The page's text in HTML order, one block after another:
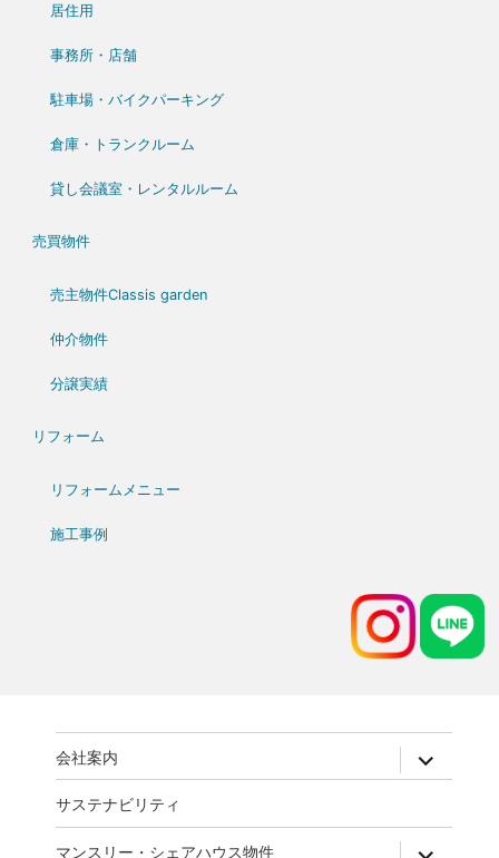
居住用
事務所・店舗
駐車場・バイクパーキング
倉庫・トランクルーム
貸し会議室・レンタルルーム
売買物件
売主物件Classis garden
仲介物件
分譲実績
リフォーム
リフォームメニュー
施工事例
会社案内 expand
child
サステナビリティ
マンスリー・シェアハウス物件 expand